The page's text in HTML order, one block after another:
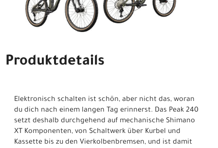
Produktdetails
Elektronisch schalten ist schön, aber nicht das, woran
du dich nach einem langen Tag erinnerst. Das Peak 240
setzt deshalb durchgehend auf mechanische Shimano
XT Komponenten, von Schaltwerk über Kurbel und
Kassette bis zu den Vierkolbenbremsen, und ist damit